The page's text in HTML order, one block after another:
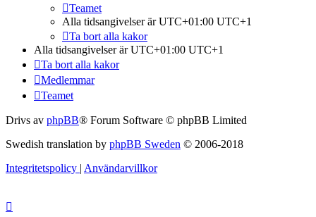
Teamet
Alla tidsangivelser är UTC+01:00 UTC+1
Ta bort alla kakor
Alla tidsangivelser är UTC+01:00 UTC+1
Ta bort alla kakor
Medlemmar
Teamet
Drivs av phpBB® Forum Software © phpBB Limited
Swedish translation by phpBB Sweden © 2006-2018
Integritetspolicy Användarvillkor